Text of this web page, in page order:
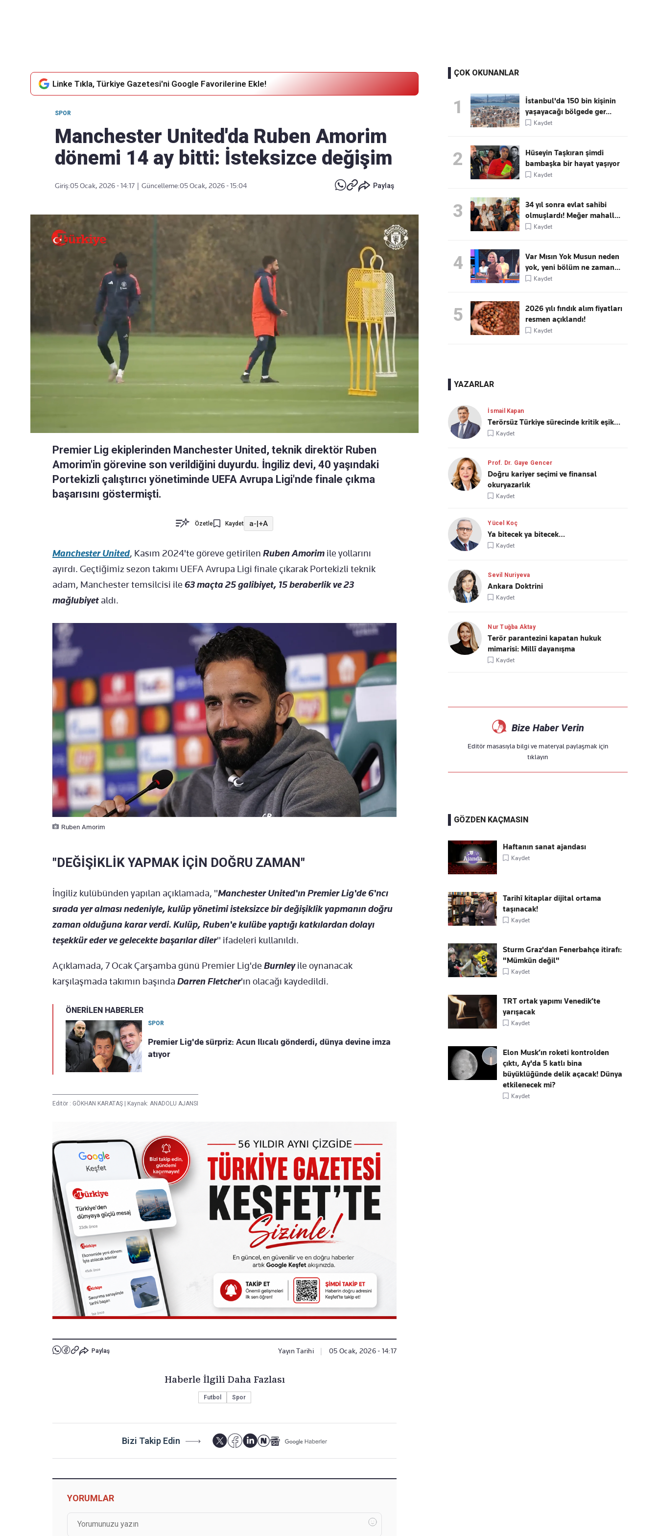
Linke Tıkla, Türkiye Gazetesi'ni Google Favorilerine Ekle!
SPOR
Manchester United'da Ruben Amorim
dönemi 14 ay bitti: İsteksizce değişim
Giriş:05 Ocak, 2026 - 14:17 Güncelleme:05 Ocak, 2026 - 15:04 Paylaş
Premier Lig ekiplerinden Manchester United, teknik direktör Ruben
Amorim'in görevine son verildiğini duyurdu. İngiliz devi, 40 yaşındaki
Portekizli çalıştırıcı yönetiminde UEFA Avrupa Ligi'nde finale çıkma
başarısını göstermişti.
Özetle Kaydet a-|+A
Manchester United, Kasım 2024'te göreve getirilen Ruben Amorim ile yollarını
ayırdı. Geçtiğimiz sezon takımı UEFA Avrupa Ligi finale çıkarak Portekizli teknik
adam, Manchester temsilcisi ile 63 maçta 25 galibiyet, 15 beraberlik ve 23
mağlubiyet aldı.
Ruben Amorim
"DEĞİŞİKLİK YAPMAK İÇİN DOĞRU ZAMAN"
İngiliz kulübünden yapılan açıklamada, "Manchester United'ın Premier Lig'de 6'ncı
sırada yer alması nedeniyle, kulüp yönetimi isteksizce bir değişiklik yapmanın doğru
zaman olduğuna karar verdi. Kulüp, Ruben'e kulübe yaptığı katkılardan dolayı
teşekkür eder ve gelecekte başarılar diler" ifadeleri kullanıldı.
Açıklamada, 7 Ocak Çarşamba günü Premier Lig'de Burnleyile oynanacak
karşılaşmada takımın başında Darren Fletcher'ın olacağı kaydedildi.
ÖNERİLEN HABERLER
SPOR
Premier Lig'de sürpriz: Acun Ilıcalı gönderdi, dünya devine imza
atıyor
Editör : GÖKHAN KARATAŞ | Kaynak: ANADOLU AJANSI
Paylaş Yayın Tarihi | 05 Ocak, 2026 - 14:17
Haberle İlgili Daha Fazlası
Futbol Spor
Bizi Takip Edin
YORUMLAR
ÇOK OKUNANLAR
1
İstanbul'da 150 bin kişinin
yaşayacağı bölgede ger...
Kaydet
2
Hüseyin Taşkıran şimdi
bambaşka bir hayat yaşıyor
Kaydet
3
34 yıl sonra evlat sahibi
olmuşlardı! Meğer mahall...
Kaydet
4
Var Mısın Yok Musun neden
yok, yeni bölüm ne zaman...
Kaydet
5
2026 yılı fındık alım fiyatları
resmen açıklandı!
Kaydet
YAZARLAR
İsmail Kapan
Terörsüz Türkiye sürecinde kritik eşik…
Kaydet
Prof. Dr. Gaye Gencer
Doğru kariyer seçimi ve finansal
okuryazarlık
Kaydet
Yücel Koç
Ya bitecek ya bitecek…
Kaydet
Sevil Nuriyeva
Ankara Doktrini
Kaydet
Nur Tuğba Aktay
Terör parantezini kapatan hukuk
mimarisi: Millî dayanışma
Kaydet
Bize Haber Verin
Editör masasıyla bilgi ve materyal paylaşmak için
tıklayın
GÖZDEN KAÇMASIN
Haftanın sanat ajandası
Kaydet
Tarihî kitaplar dijital ortama
taşınacak!
Kaydet
Sturm Graz'dan Fenerbahçe itirafı:
"Mümkün değil"
Kaydet
TRT ortak yapımı Venedik’te
yarışacak
Kaydet
Elon Musk’ın roketi kontrolden
çıktı, Ay'da 5 katlı bina
büyüklüğünde delik açacak! Dünya
etkilenecek mi?
Kaydet